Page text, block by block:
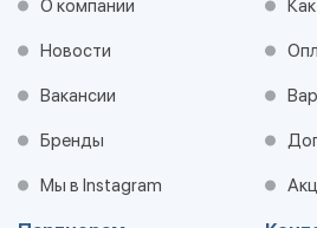
О компании
Новости
Вакансии
Бренды
Мы в Instagram